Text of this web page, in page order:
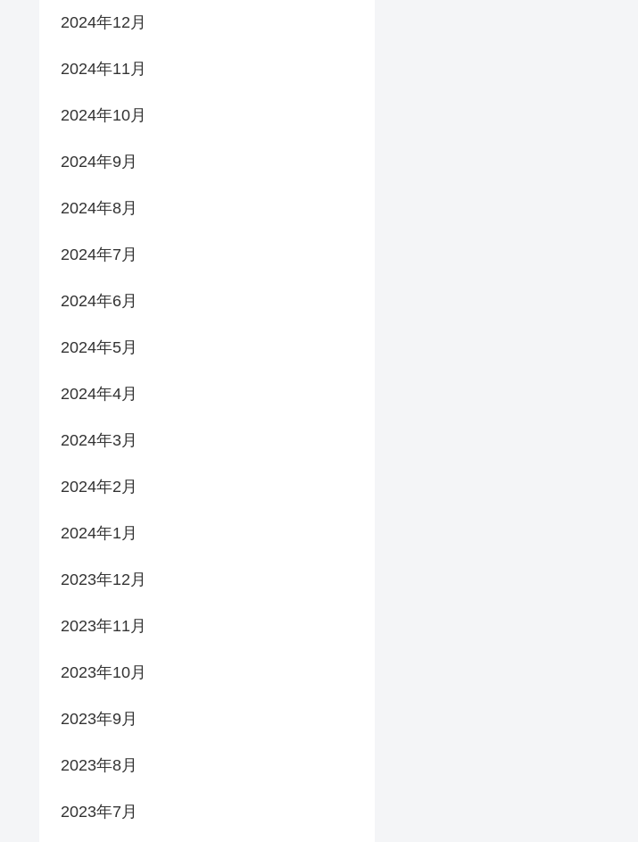
2024年12月
2024年11月
2024年10月
2024年9月
2024年8月
2024年7月
2024年6月
2024年5月
2024年4月
2024年3月
2024年2月
2024年1月
2023年12月
2023年11月
2023年10月
2023年9月
2023年8月
2023年7月